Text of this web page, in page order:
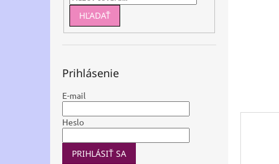
HĽADAŤ
Prihlásenie
E-mail
Heslo
PRIHLÁSIŤ SA